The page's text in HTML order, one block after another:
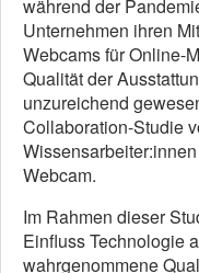
während der
Unternehmen ihren
Webcams für Online-
Qualität der
unzureichend
Collaboration-Studie
Webcam.
Im Rahmen dieser
Einfluss Technologie
wahrgenommene